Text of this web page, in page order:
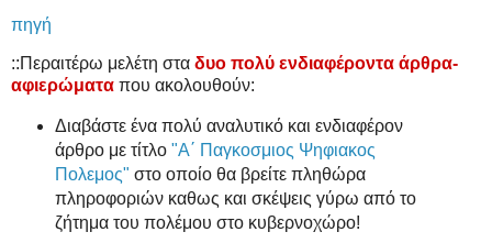
πηγή
::Περαιτέρω μελέτη στα δυο πολύ ενδιαφέροντα άρθρα-
αφιερώματα που ακολουθούν:
Διαβάστε ένα πολύ αναλυτικό και ενδιαφέρον
άρθρο με τίτλο "Α΄ Παγκοσμιος Ψηφιακος
Πολεμος" στο οποίο θα βρείτε πληθώρα
πληροφοριών καθως και σκέψεις γύρω από το
ζήτημα του πολέμου στο κυβερνοχώρο!